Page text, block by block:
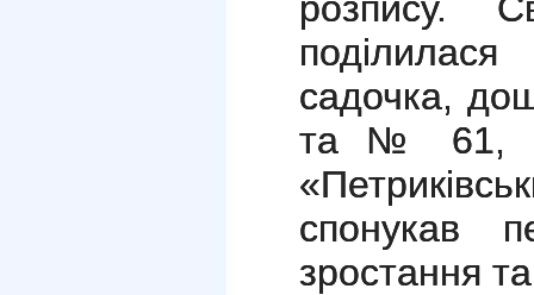
садочка,
та № 61,
спонукав
зростання